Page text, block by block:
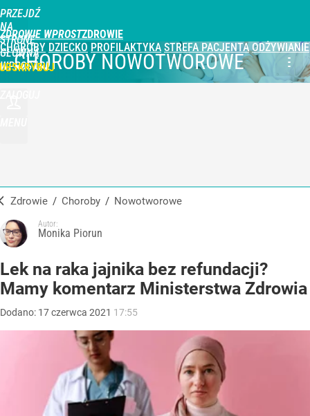
PRZEJDŹ
NA
STRONĘ
GŁÓWNĄ
WPROST.PL
ZDROWIE WPROST
CHOROBY DZIECKO PROFILAKTYKA STREFA PACJENTA ODŻYWIANIE
CHOROBY NOWOTWOROWE
Zdrowie / Choroby / nowotworowe
Autor:
Monika Piorun
Lek na raka jajnika bez refundacji?
Mamy komentarz Ministerstwa Zdrowia
Dodano: 17czerwca 2021 17:55